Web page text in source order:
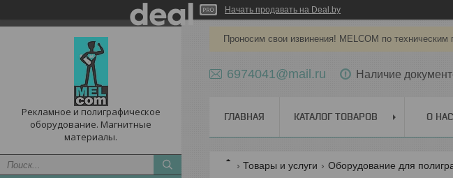
Начать продавать на Deal.by
Рекламное и полиграфическое
оборудование. Магнитные
материалы.
Проносим свои извинения! MELCOM по
6974041@mail.ru Наличие
ГЛАВНАЯ КАТАЛОГ ТОВАРОВ О НАС
Товары и услуги Оборудование для